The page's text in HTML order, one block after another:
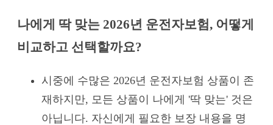
나에게 딱 맞는 2026년 운전자보험, 어떻게
비교하고 선택할까요?
시중에 수많은 2026년 운전자보험 상품이 존
재하지만, 모든 상품이 나에게 '딱 맞는' 것은
아닙니다. 자신에게 필요한 보장 내용을 명